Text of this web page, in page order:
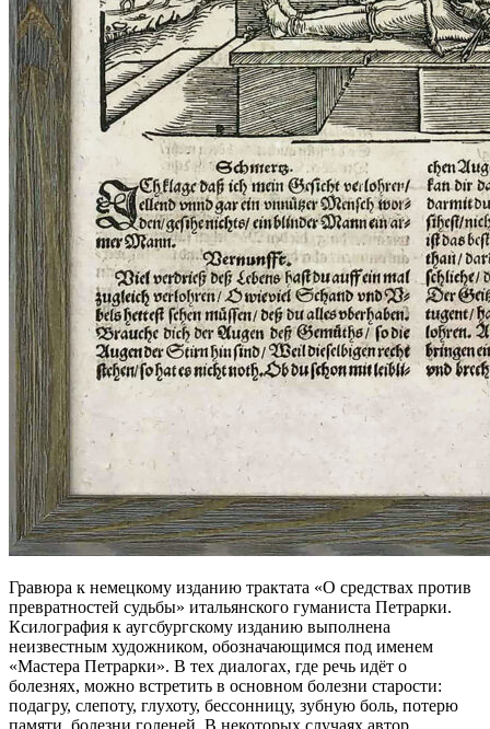
Гравюра к немецкому изданию трактата «О средствах против
превратностей судьбы» итальянского гуманиста Петрарки.
Ксилография к аугсбургскому изданию выполнена
неизвестным художником, обозначающимся под именем
«Мастера Петрарки». В тех диалогах, где речь идёт о
болезнях, можно встретить в основном болезни старости:
подагру, слепоту, глухоту, бессонницу, зубную боль, потерю
памяти, болезни голеней. В некоторых случаях автор